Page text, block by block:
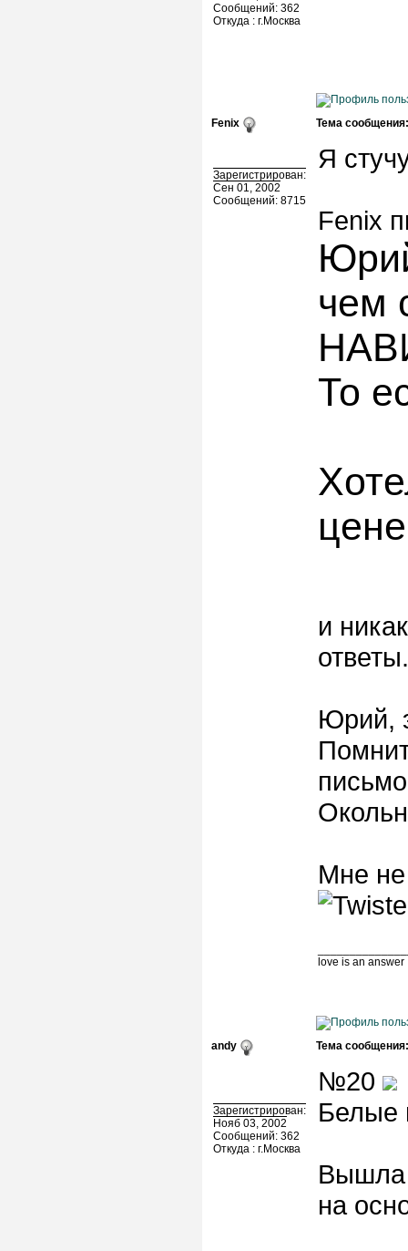
Сообщений: 362
Откуда : г.Москва
Fenix Тема сообщения:
Зарегистрирован:
Сен 01, 2002
Сообщений: 8715
Я
Fenix
чем
То
и
Юрий,
Мне не
love is an answer
andy Тема сообщения:
Зарегистрирован:
Нояб 03, 2002
Сообщений: 362
Откуда : г.Москва
№20
Белые
Вышла
на